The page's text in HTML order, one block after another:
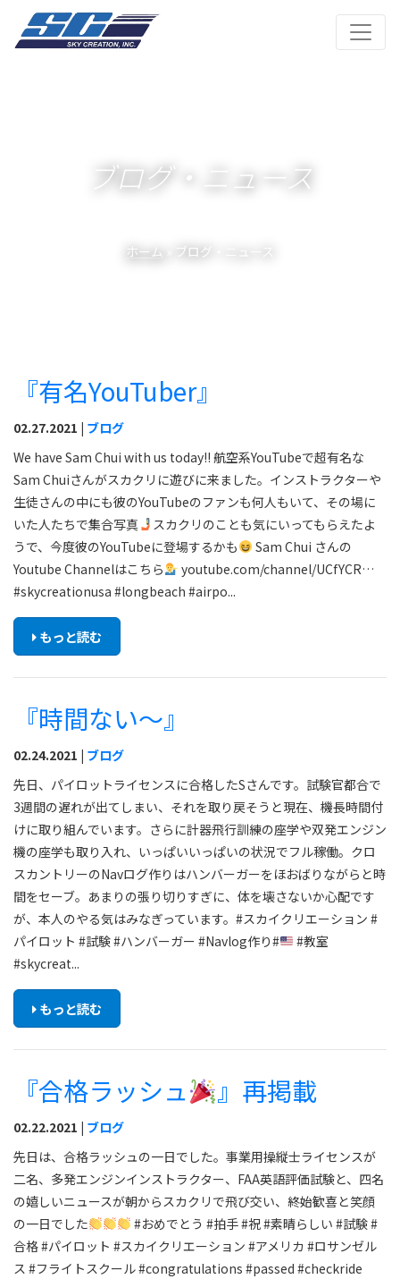
ブログ・ニュース
ホーム » ブログ・ニュース
『有名YouTuber』
02.27.2021 | ブログ
We have Sam Chui with us today!! 航空系YouTubeで超有名な
Sam Chuiさんがスカクリに遊びに来ました。インストラクターや
生徒さんの中にも彼のYouTubeのファンも何人もいて、その場に
いた人たちで集合写真
スカクリのことも気にいってもらえたよ
うで、今度彼のYouTubeに登場するかも
Sam Chui さんの
Youtube Channelはこちら
youtube.com/channel/UCfYCR…
#skycreationusa #longbeach #airpo...
もっと読む
『時間ない〜』
02.24.2021 | ブログ
先日、パイロットライセンスに合格したSさんです。試験官都合で
3週間の遅れが出てしまい、それを取り戻そうと現在、機長時間付
けに取り組んでいます。さらに計器飛行訓練の座学や双発エンジン
機の座学も取り入れ、いっぱいいっぱいの状況でフル稼働。クロ
スカントリーのNavログ作りはハンバーガーをほおばりながらと時
間をセーブ。あまりの張り切りすぎに、体を壊さないか心配です
が、本人のやる気はみなぎっています。#スカイクリエーション #
パイロット #試験 #ハンバーガー #Navlog作り#
#教室
#skycreat...
もっと読む
『合格ラッシュ 』再掲載
02.22.2021 | ブログ
先日は、合格ラッシュの一日でした。事業用操縦士ライセンスが
二名、多発エンジンインストラクター、FAA英語評価試験と、四名
の嬉しいニュースが朝からスカクリで飛び交い、終始歓喜と笑顔
の一日でした
#おめでとう #拍手 #祝 #素晴らしい #試験 #
合格 #パイロット #スカイクリエーション #アメリカ #ロサンゼル
ス #フライトスクール #congratulations #passed #checkride